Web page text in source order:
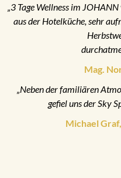
„3 Tage Wellness im
aus der Hotelküche, sehr
Mag.
„Neben der familiären
gefiel uns der Sky
Michael